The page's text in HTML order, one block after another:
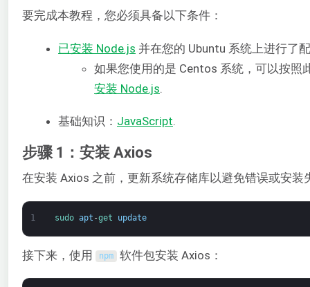
要完成本教程，您必须具备以下条件：
已安装 Node.js 并在您的 Ubuntu 系统上进行了
如果您使用的是 Centos 系统，可以按照
安装 Node.js
基础知识： JavaScript
步骤 1：安装 Axios
在安装 Axios 之前，更新系统存储库以避免错误或安装
1 sudo apt -get update
接下来，使用 npm 软件包安装 Axios：